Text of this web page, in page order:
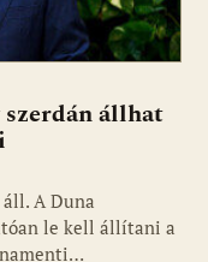
állhat
A Duna
le kell állítani a